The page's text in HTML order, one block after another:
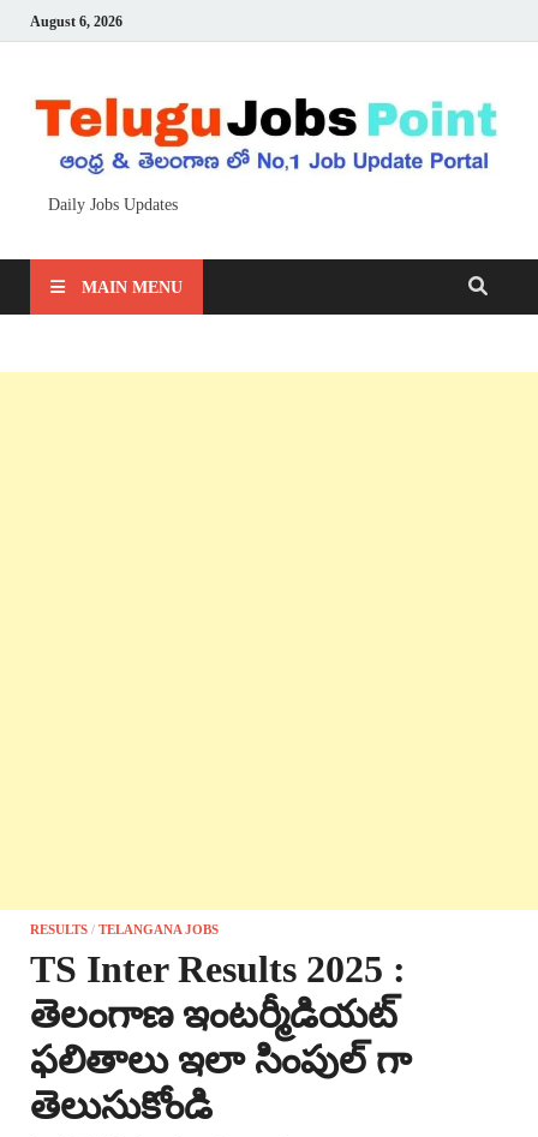
August 6, 2026
Daily Jobs Updates
MAIN MENU
RESULTS / TELANGANA JOBS
TS Inter Results 2025 :
తెలంగాణ ఇంటర్మీడియట్
ఫలితాలు ఇలా సింపుల్ గా
తెలుసుకోండి